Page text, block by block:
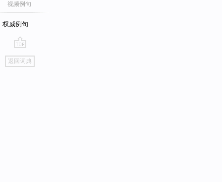
视频例句
权威例句
go
top
返回词典